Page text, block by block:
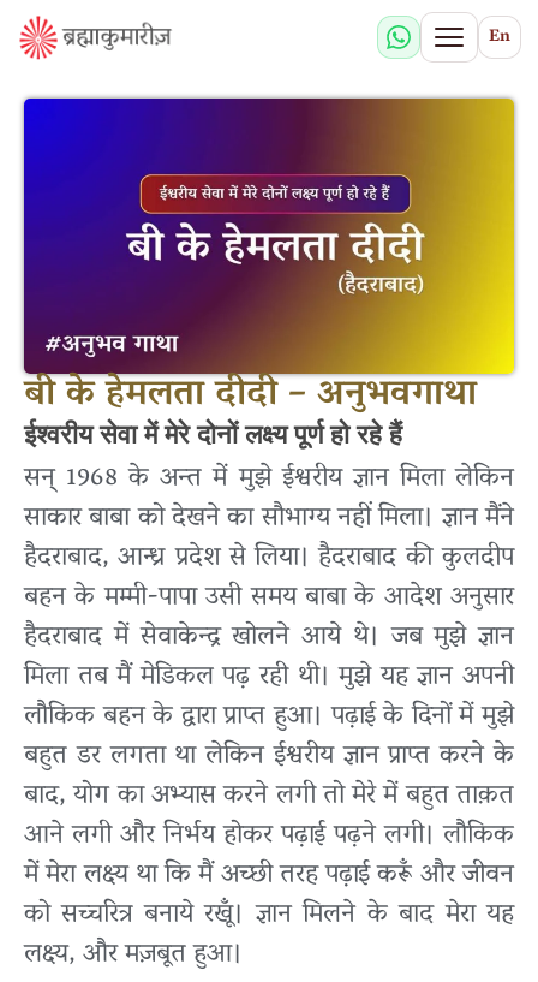
En
बी के हेमलता दीदी – अनुभवगाथा
ईश्वरीय सेवा में मेरे दोनों लक्ष्य पूर्ण हो रहे हैं
सन् 1968 के अन्त में मुझे ईश्वरीय ज्ञान मिला लेकिन
साकार बाबा को देखने का सौभाग्य नहीं मिला। ज्ञान मैंने
हैदराबाद, आन्ध्र प्रदेश से लिया। हैदराबाद की कुलदीप
बहन के मम्मी-पापा उसी समय बाबा के आदेश अनुसार
हैदराबाद में सेवाकेन्द्र खोलने आये थे। जब मुझे ज्ञान
मिला तब मैं मेडिकल पढ़ रही थी। मुझे यह ज्ञान अपनी
लौकिक बहन के द्वारा प्राप्त हुआ। पढ़ाई के दिनों में मुझे
बहुत डर लगता था लेकिन ईश्वरीय ज्ञान प्राप्त करने के
बाद, योग का अभ्यास करने लगी तो मेरे में बहुत ताक़त
आने लगी और निर्भय होकर पढ़ाई पढ़ने लगी। लौकिक
में मेरा लक्ष्य था कि मैं अच्छी तरह पढ़ाई करूँ और जीवन
को सच्चरित्र बनाये रखूँ। ज्ञान मिलने के बाद मेरा यह
लक्ष्य, और मज़बूत हुआ।